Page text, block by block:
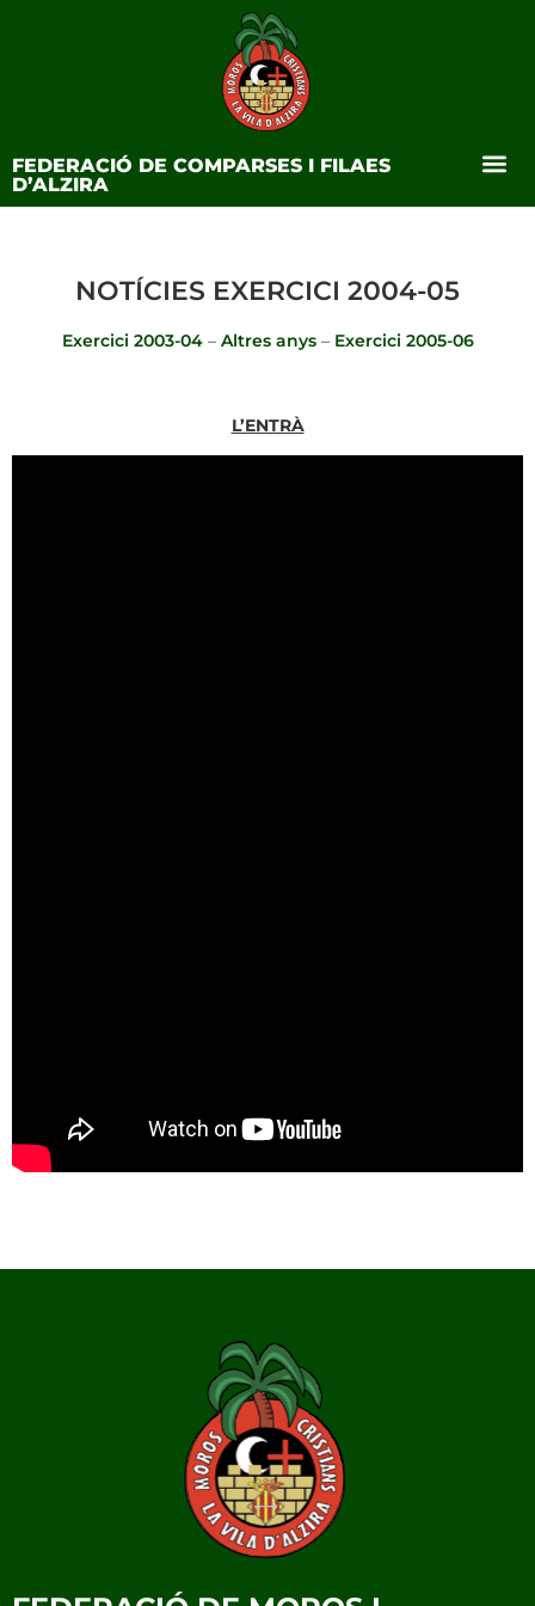
FEDERACIÓ DE COMPARSES I FILAES
D’ALZIRA
NOTÍCIES EXERCICI 2004-05
Exercici 2003-04– Altres anys– Exercici 2005-06
L’ENTRÀ